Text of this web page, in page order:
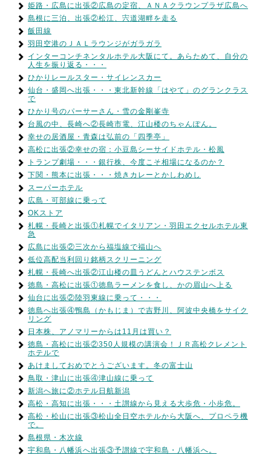
姫路・広島に出張②広島の定宿、ＡＮＡクラウンプラザ広島へ
島根に三泊、出張②松江、宍道湖畔を走る
飯田線
羽田空港のＪＡＬラウンジがガラガラ
インターコンチネンタルホテル大阪にて。あらためて、自分の
人生を振り返る・・・
ひかりレールスター・サイレンスカー
仙台・盛岡へ出張・・・東北新幹線「はやて」のグランクラス
で
ひかり号のパーサーさん・雪の金剛峯寺
台風の中、長崎へ②長崎市電、江山楼のちゃんぽん。
幸せの居酒屋・青森は弘前の「四季亭」
高松に出張②幸せの宿：小豆島シーサイドホテル・松風
トランプ劇場・・・銀行株、今度こそ相場になるのか？
下関・熊本に出張・・・焼きカレーとかしわめし
スーパーホテル
広島・可部線に乗って
OKストア
札幌・長崎と出張①札幌でイタリアン・羽田エクセルホテル東
急
広島に出張②三次から福塩線で福山へ
低位高配当利回り銘柄スクリーニング
札幌・長崎へ出張②江山楼の皿うどんとハウステンボス
徳島・高松に出張①徳島ラーメンを食し、かの眉山へ上る
仙台に出張②陸羽東線に乗って・・・
徳島へ出張④鴨島（かもじま）で吉野川、阿波中央橋をサイク
リング
日本株、アノマリーからは11月は買い？
徳島・高松に出張②350人規模の講演会！ＪＲ高松クレメント
ホテルで
あけましておめでとうございます。冬の富士山
鳥取・津山に出張④津山線に乗って
新潟へ旅に②ホテル日航新潟
高松・高知に出張・・・土讃線から見える大歩危・小歩危。
高松・松山に出張③松山全日空ホテルから大阪へ、プロペラ機
で。
島根県・木次線
宇和島・八幡浜へ出張③予讃線で宇和島・八幡浜へ。